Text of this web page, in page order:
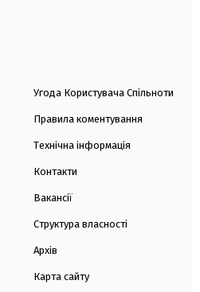
Угода Користувача Спільноти
Правила коментування
Технічна інформація
Контакти
Вакансії
Структура власності
Архів
Карта сайту